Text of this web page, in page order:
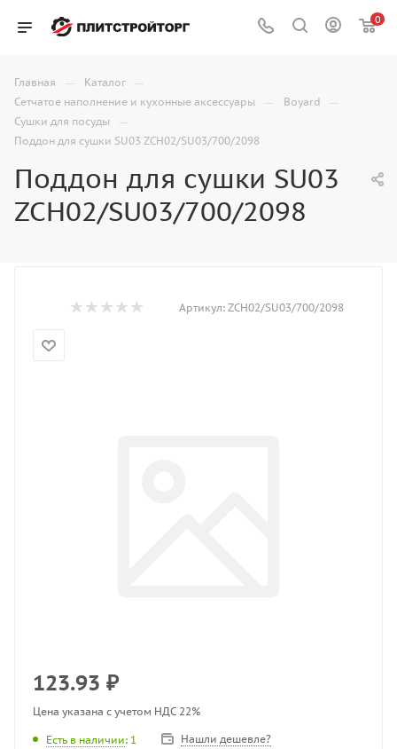
0
Главная — Каталог —
Сетчатое наполнение и кухонные аксессуары — Boyard —
Сушки для посуды —
Поддон для сушки SU03 ZCH02/SU03/700/2098
Поддон для сушки SU03
ZCH02/SU03/700/2098
Артикул: ZCH02/SU03/700/2098
123.93 ₽
Цена указана с учетом НДС 22%
Есть в наличии: 1 Нашли дешевле?